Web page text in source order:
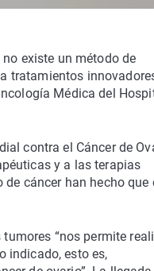
existe un método de
tratamientos
Médica del
contra el Cáncer de
y a las terapias
cáncer han hecho que
“nos permite
indicado, esto es,